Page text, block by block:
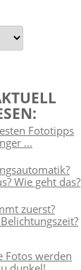
Fototipps
...
Wie geht das?
zuerst?
Fotos werden